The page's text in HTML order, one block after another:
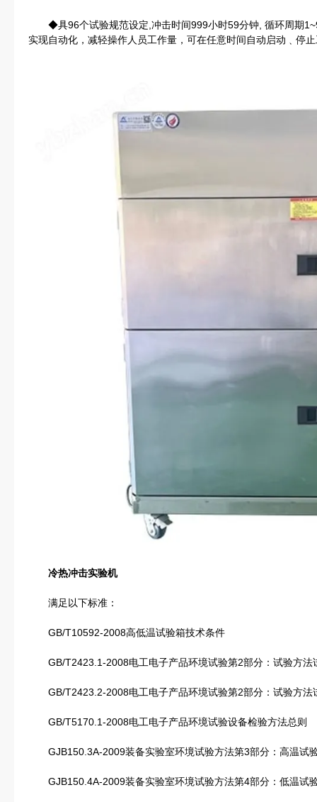
◆具96个试验规范设定,冲击时间999小时59分钟, 循环周期
实现自动化，减轻操作人员工作量，可在任意时间自动启动﹑停
冷热冲击实验机
满足以下标准：
GB/T10592-2008高低温试验箱技术条件
GB/T2423.1-2008电工电子产品环境试验第2部分：试验方法
GB/T2423.2-2008电工电子产品环境试验第2部分：试验方法
GB/T5170.1-2008电工电子产品环境试验设备检验方法总则
GJB150.3A-2009装备实验室环境试验方法第3部分：高温试
GJB150.4A-2009装备实验室环境试验方法第4部分：低温试